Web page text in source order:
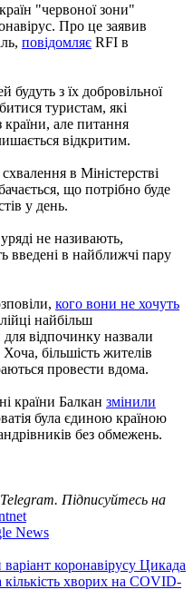
"червоної зони"
Про це заявив
повідомляє RFI в
будуть з їх добровільної
туристам, які
але питання
відкритим.
в Міністерстві
що потрібно буде
у день.
не називають,
в найближчі пару
кого вони не хочуть
найбільш
відпочинку назвали
більшість жителів
провести вдома.
країни Балкан змінили
була єдиною країною
без обмежень.
Підписуйтесь на
News
коронавірусу Цикада
кількість хворих на COVID-